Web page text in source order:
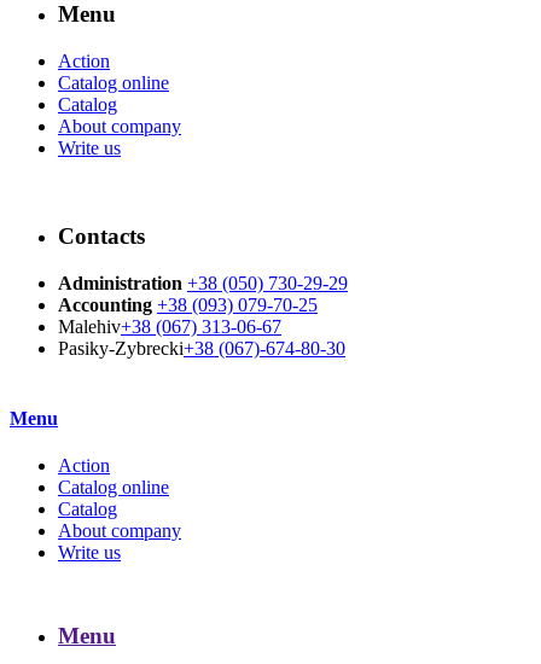
Menu
Action
Catalog online
Catalog
About company
Write us
Contacts
Administration +38 (050) 730-29-29
Accounting +38 (093) 079-70-25
Malehiv+38 (067) 313-06-67
Pasiky-Zybrecki+38 (067)-674-80-30
Menu
Action
Catalog online
Catalog
About company
Write us
Menu